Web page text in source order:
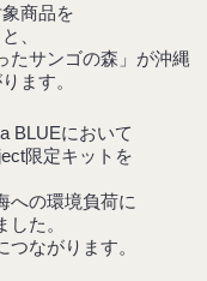
商品を
、
たサンゴの森」が沖縄
ます。
BLUEにおいて
限定キットを
への環境負荷に
た。
ながります。